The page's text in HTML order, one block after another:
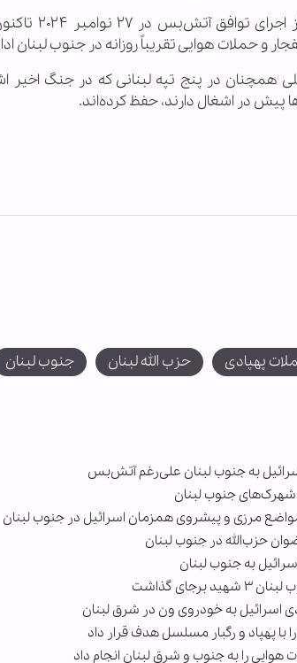
و حملات هوایی تقریباً روزانه در جنوب لبنان
همچنان در پنج تپه لبنانی که در جنگ اخیر
پیش در اشغال دارند، حفظ کرده‌اند.
پهپادی حزب الله لبنان جنوب لبنان
شهرک‌های جنوب لبنان
مرزی و پیشروی همزمان اسرائیل در جنوب لبنان
حزب‌الله در جنوب لبنان
به جنوب لبنان
گذاشت
با پهپاد و رگبار مسلسل هدف قرار داد
هوایی را به جنوب و شرق لبنان انجام داد